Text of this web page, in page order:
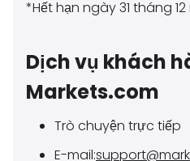
*Hết hạn ngày 31 tháng
Dịch vụ khách
Markets.com
Trò chuyện trực tiếp
E-mail: